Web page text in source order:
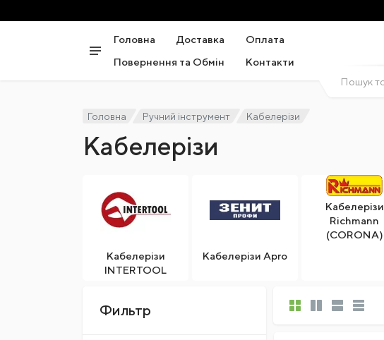
Головна Доставка
Оплата
Повернення та Обмін
Контакти
Головна Ручний інструмент Кабелерізи
Кабелерізи
Кабелерізи
INTERTOOL
Кабелерізи Apro
Кабелерізи
Richmann
(CORONA)
Фильтр